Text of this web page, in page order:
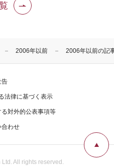
2006年以前 2006年以前の記
告
法律に基づく表示
対外的公表事項等
合わせ
All rights reserved.